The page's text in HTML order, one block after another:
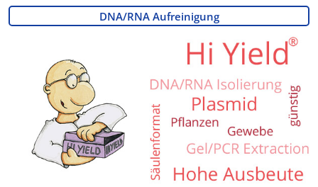
DNA/RNA Aufreinigung